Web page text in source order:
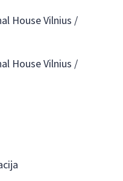
House Vilnius /
House Vilnius /